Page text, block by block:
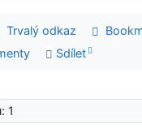
Trvalý odkaz
Sdílet
1